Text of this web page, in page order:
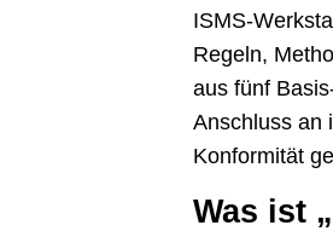
ISMS-
Regeln,
aus fünf
Anschluss an
Konformität
Was ist